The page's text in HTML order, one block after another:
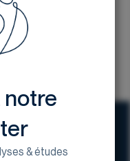
notre
& études